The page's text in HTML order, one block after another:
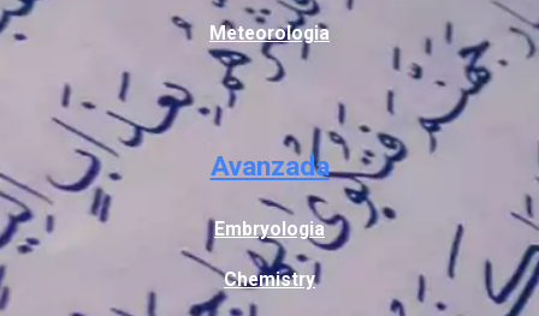
Meteorologia
Avanzada
Embryologia
Chemistry